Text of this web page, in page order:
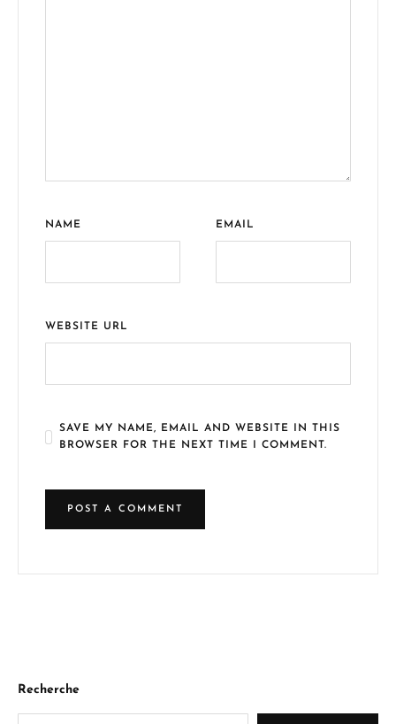
NAME EMAIL
WEBSITE URL
SAVE MY NAME, EMAIL AND WEBSITE IN THIS
BROWSER FOR THE NEXT TIME I COMMENT.
Recherche